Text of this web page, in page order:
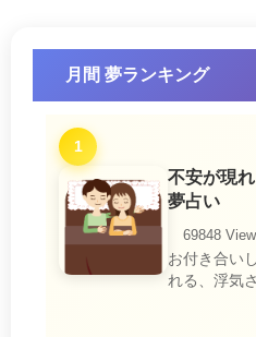
月間 夢ランキング
1
不安が現
夢占い
69848 View
お付き合い
れる、浮気
いにおいて